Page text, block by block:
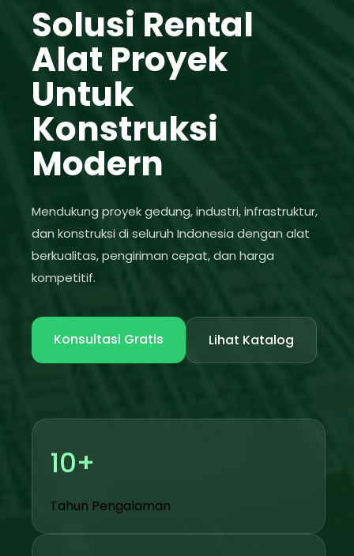
Solusi Rental
Alat Proyek
Untuk
Konstruksi
Modern
Mendukung proyek gedung, industri, infrastruktur,
dan konstruksi di seluruh Indonesia dengan alat
berkualitas, pengiriman cepat, dan harga
kompetitif.
Konsultasi Gratis Lihat Katalog
10+
Tahun Pengalaman